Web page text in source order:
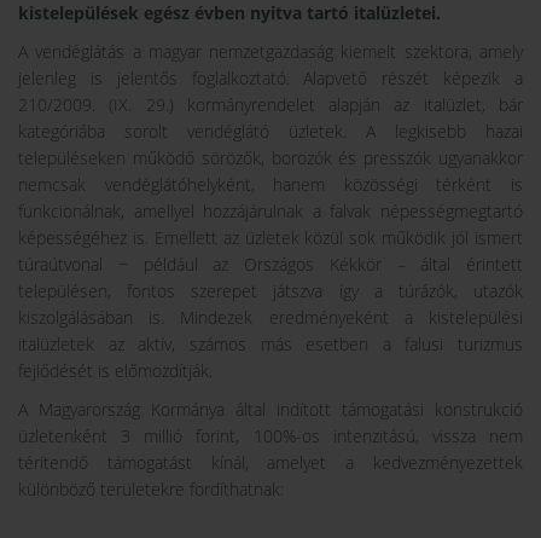
kistelepülések egész évben nyitva tartó italüzletei.
A vendéglátás a magyar nemzetgazdaság kiemelt szektora, amely
jelenleg is jelentős foglalkoztató. Alapvető részét képezik a
210/2009. (IX. 29.) kormányrendelet alapján az italüzlet, bár
kategóriába sorolt vendéglátó üzletek. A legkisebb hazai
településeken működő sörözők, borozók és presszók ugyanakkor
nemcsak vendéglátóhelyként, hanem közösségi térként is
funkcionálnak, amellyel hozzájárulnak a falvak népességmegtartó
képességéhez is. Emellett az üzletek közül sok működik jól ismert
túraútvonal − például az Országos Kékkör – által érintett
településen, fontos szerepet játszva így a túrázók, utazók
kiszolgálásában is. Mindezek eredményeként a kistelepülési
italüzletek az aktív, számos más esetben a falusi turizmus
fejlődését is előmozdítják.
A Magyarország Kormánya által indított támogatási konstrukció
üzletenként 3 millió forint, 100%-os intenzitású, vissza nem
térítendő támogatást kínál, amelyet a kedvezményezettek
különböző területekre fordíthatnak: